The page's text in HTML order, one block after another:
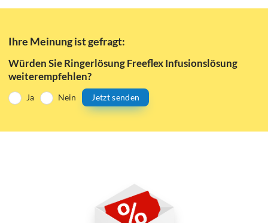
Ihre Meinung ist gefragt:
Würden Sie Ringerlösung Freeflex Infusionslösung
weiterempfehlen?
Ja Nein Jetzt senden